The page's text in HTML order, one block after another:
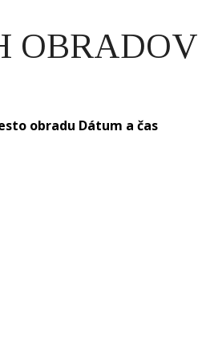
OBRADOV
obradu Dátum a čas